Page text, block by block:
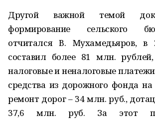
Другой важной темой
формирование сельского
отчитался В. Мухамедьяров, в
составил более 81 млн.
налоговые и неналоговые
средства из дорожного фонда
ремонт дорог – 34 млн. руб.,
37,6 млн. руб. За этот